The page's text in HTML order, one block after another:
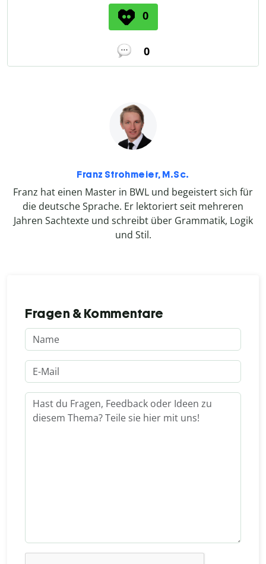
0
0
Franz Strohmeier, M.Sc.
Franz hat einen Master in BWL und begeistert sich für
die deutsche Sprache. Er lektoriert seit mehreren
Jahren Sachtexte und schreibt über Grammatik, Logik
und Stil.
Fragen & Kommentare